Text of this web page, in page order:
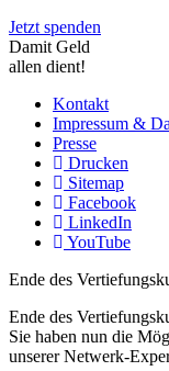
Jetzt spenden
Damit Geld
allen dient!
Kontakt
Impressum &
Presse
Drucken
Sitemap
Facebook
LinkedIn
YouTube
Ende des
Ende des
Sie haben nun die
unserer Netwerk-